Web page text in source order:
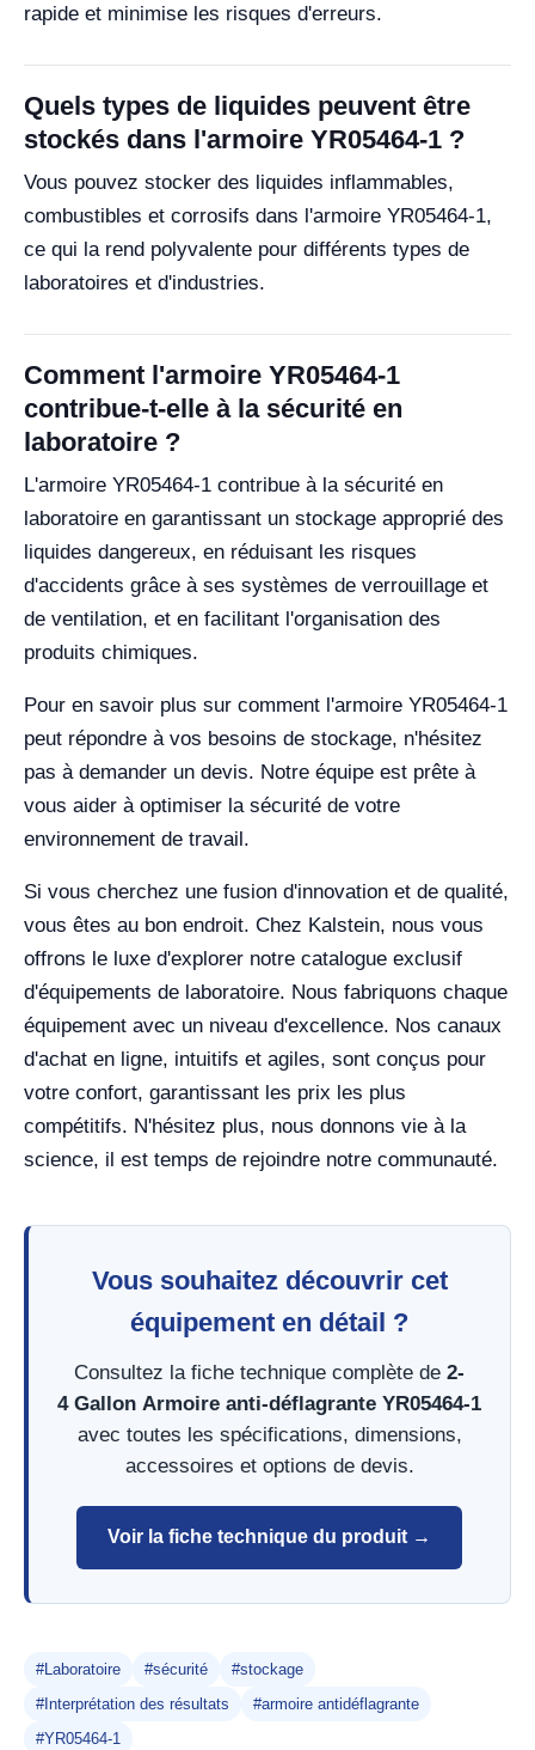
rapide et minimise les risques d'erreurs.
Quels types de liquides peuvent être
stockés dans l'armoire YR05464-1 ?
Vous pouvez stocker des liquides inflammables,
combustibles et corrosifs dans l'armoire YR05464-1,
ce qui la rend polyvalente pour différents types de
laboratoires et d'industries.
Comment l'armoire YR05464-1
contribue-t-elle à la sécurité en
laboratoire ?
L'armoire YR05464-1 contribue à la sécurité en
laboratoire en garantissant un stockage approprié des
liquides dangereux, en réduisant les risques
d'accidents grâce à ses systèmes de verrouillage et
de ventilation, et en facilitant l'organisation des
produits chimiques.
Pour en savoir plus sur comment l'armoire YR05464-1
peut répondre à vos besoins de stockage, n'hésitez
pas à demander un devis. Notre équipe est prête à
vous aider à optimiser la sécurité de votre
environnement de travail.
Si vous cherchez une fusion d'innovation et de qualité,
vous êtes au bon endroit. Chez Kalstein, nous vous
offrons le luxe d'explorer notre catalogue exclusif
d'équipements de laboratoire. Nous fabriquons chaque
équipement avec un niveau d'excellence. Nos canaux
d'achat en ligne, intuitifs et agiles, sont conçus pour
votre confort, garantissant les prix les plus
compétitifs. N'hésitez plus, nous donnons vie à la
science, il est temps de rejoindre notre communauté.
Vous souhaitez découvrir cet
équipement en détail ?
Consultez la fiche technique complète de 2-
4 Gallon Armoire anti-déflagrante YR05464-1
avec toutes les spécifications, dimensions,
accessoires et options de devis.
Voir la fiche technique du produit →
#Laboratoire #sécurité
#stockage
#Interprétation des résultats
#armoire antidéflagrante
#YR05464-1